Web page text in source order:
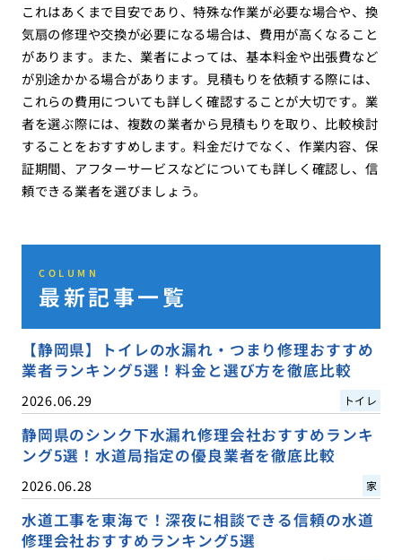
これはあくまで目安であり、特殊な作業が必要な場合や、換
気扇の修理や交換が必要になる場合は、費用が高くなること
があります。また、業者によっては、基本料金や出張費など
が別途かかる場合があります。見積もりを依頼する際には、
これらの費用についても詳しく確認することが大切です。業
者を選ぶ際には、複数の業者から見積もりを取り、比較検討
することをおすすめします。料金だけでなく、作業内容、保
証期間、アフターサービスなどについても詳しく確認し、信
頼できる業者を選びましょう。
COLUMN
最新記事一覧
【静岡県】トイレの水漏れ・つまり修理おすすめ
業者ランキング5選！料金と選び方を徹底比較
2026.06.29 トイレ
静岡県のシンク下水漏れ修理会社おすすめランキ
ング5選！水道局指定の優良業者を徹底比較
2026.06.28 家
水道工事を東海で！深夜に相談できる信頼の水道
修理会社おすすめランキング5選